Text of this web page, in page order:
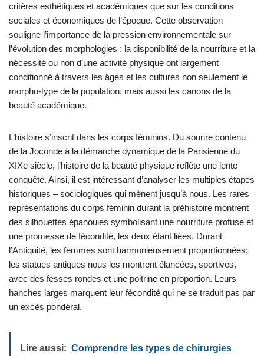
critères esthétiques et académiques que sur les conditions
sociales et économiques de l’époque. Cette observation
souligne l’importance de la pression environnementale sur
l’évolution des morphologies : la disponibilité de la nourriture et la
nécessité ou non d’une activité physique ont largement
conditionné à travers les âges et les cultures non seulement le
morpho-type de la population, mais aussi les canons de la
beauté académique.
L’histoire s’inscrit dans les corps féminins. Du sourire contenu
de la Joconde à la démarche dynamique de la Parisienne du
XIXe siècle, l’histoire de la beauté physique reflète une lente
conquête. Ainsi, il est intéressant d’analyser les multiples étapes
historiques – sociologiques qui mènent jusqu’à nous. Les rares
représentations du corps féminin durant la préhistoire montrent
des silhouettes épanouies symbolisant une nourriture profuse et
une promesse de fécondité, les deux étant liées. Durant
l’Antiquité, les femmes sont harmonieusement proportionnées;
les statues antiques nous les montrent élancées, sportives,
avec des fesses rondes et une poitrine en proportion. Leurs
hanches larges marquent leur fécondité qui ne se traduit pas par
un excès pondéral.
Lire aussi: Comprendre les types de chirurgies